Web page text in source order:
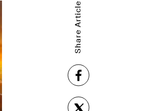
Share Article